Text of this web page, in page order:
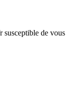
susceptible de vous